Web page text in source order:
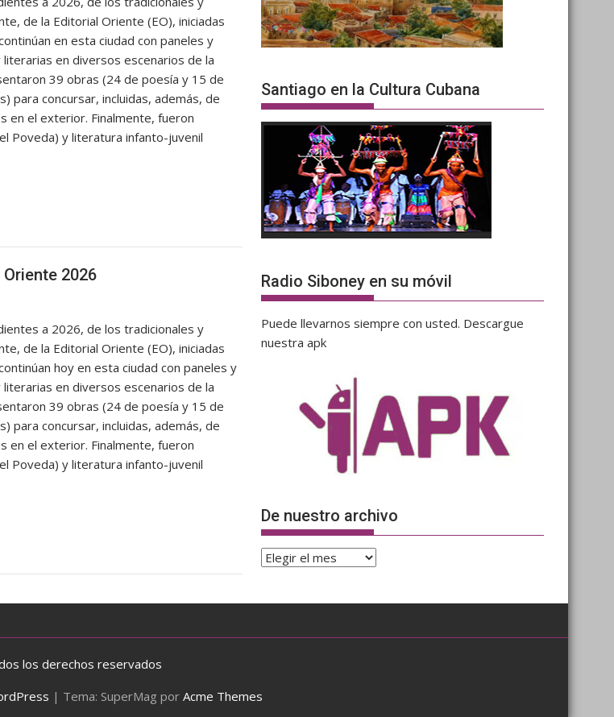
de la Editorial Oriente (EO), iniciadas
en esta ciudad con paneles y
en diversos escenarios de la
39 obras (24 de poesía y 15 de
para concursar, incluidas, además, de
en el exterior. Finalmente, fueron
Poveda) y literatura infanto-juvenil
2026
a 2026, de los tradicionales y
de la Editorial Oriente (EO), iniciadas
hoy en esta ciudad con paneles y
en diversos escenarios de la
39 obras (24 de poesía y 15 de
para concursar, incluidas, además, de
en el exterior. Finalmente, fueron
Poveda) y literatura infanto-juvenil
Santiago en la Cultura Cubana
Radio Siboney en su móvil
Puede llevarnos siempre con usted. Descargue
nuestra apk
De nuestro archivo
De
los derechos reservados
| Tema: SuperMag por Acme Themes